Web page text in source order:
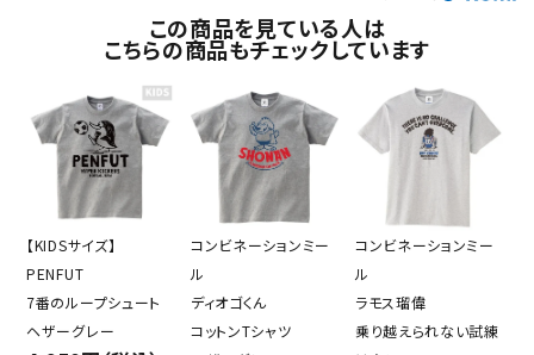
この商品を見ている人は
こちらの商品もチェックしています
【KIDSサイズ】
PENFUT
7番のループシュート
ヘザーグレー
コンビネーションミー
ル
ディオゴくん
コットンTシャツ
コンビネーションミー
ル
ラモス瑠偉
乗り越えられない試練